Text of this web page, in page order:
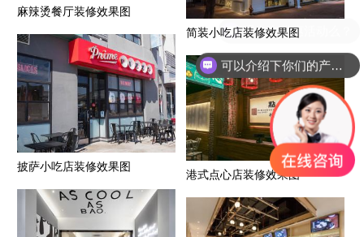
麻辣烫餐厅装修效果图
简装小吃店装修效果图
披萨小吃店装修效果图
港式点心店装修效果图
可以介绍下你们的产品么？